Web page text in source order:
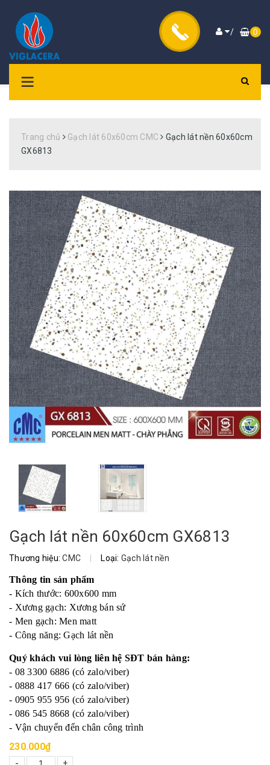
/ 0
Trang chủ Gạch lát 60x60cm CMC
Gạch lát nền 60x60cm
GX6813
Gạch lát nền 60x60cm GX6813
Thương hiệu:CMC | Loại: Gạch lát nền
Thông tin sản phẩm
- Kích thước: 600x600 mm
- Xương gạch: Xương bán sứ
- Men gạch: Men matt
- Công năng: Gạch lát nền
Quý khách vui lòng liên hệ SĐT bán hàng:
- 08 3300 6886 (có zalo/viber)
- 0888 417 666 (có zalo/viber)
- 0905 955 956 (có zalo/viber)
- 086 545 8668 (có zalo/viber)
- Vận chuyển đến chân công trình
230.000₫